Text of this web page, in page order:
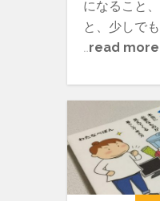
になること
と、少しで
…read more